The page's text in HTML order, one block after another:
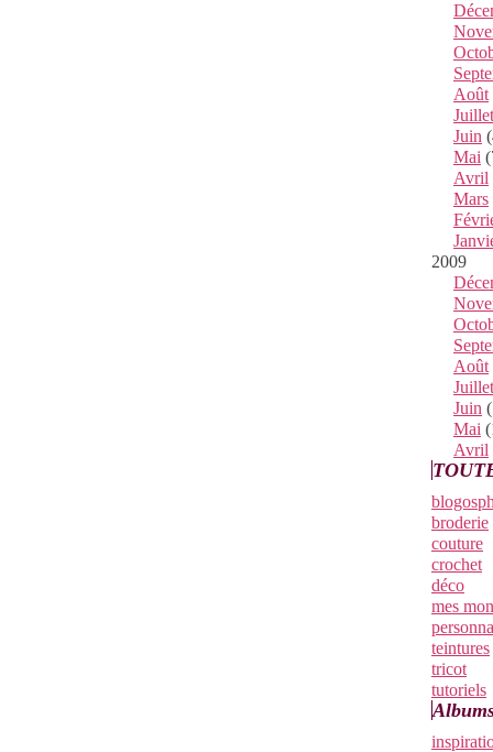
Août
Juillet
Juin
Mai
Avril
Mars
2009
Août
Juillet
Juin
Mai
Avril
broderie
couture
crochet
déco
mes
teintures
tricot
tutoriels